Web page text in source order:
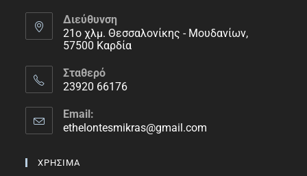
Διεύθυνση
21ο χλμ. Θεσσαλονίκης - Μουδανίων,
57500 Καρδία
Σταθερό
23920 66176
Email:
ethelontesmikras@gmail.com
ΧΡΗΣΙΜΑ